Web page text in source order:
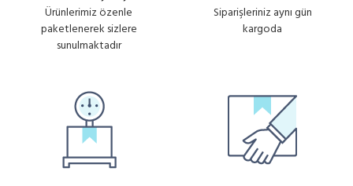
Ürünlerimiz özenle
paketlenerek sizlere
sunulmaktadır
Siparişleriniz aynı gün
kargoda